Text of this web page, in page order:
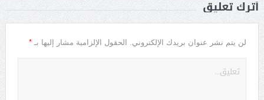
أترك تعليق
لن يتم نشر عنوان بريدك الإلكتروني. الحقول الإلزامية مشار إليها بـ *